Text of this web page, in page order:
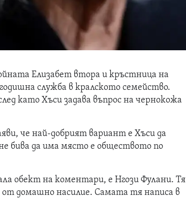
Елизабет втора и кръстница на
служба в кралското семейство.
като Хъси задава въпрос на чернокожа
че най-добрият вариант е Хъси да
бива да има място е обществото по
обект на коментари, е Нгози Фулани. Тя
домашно насилие. Самата тя написа в